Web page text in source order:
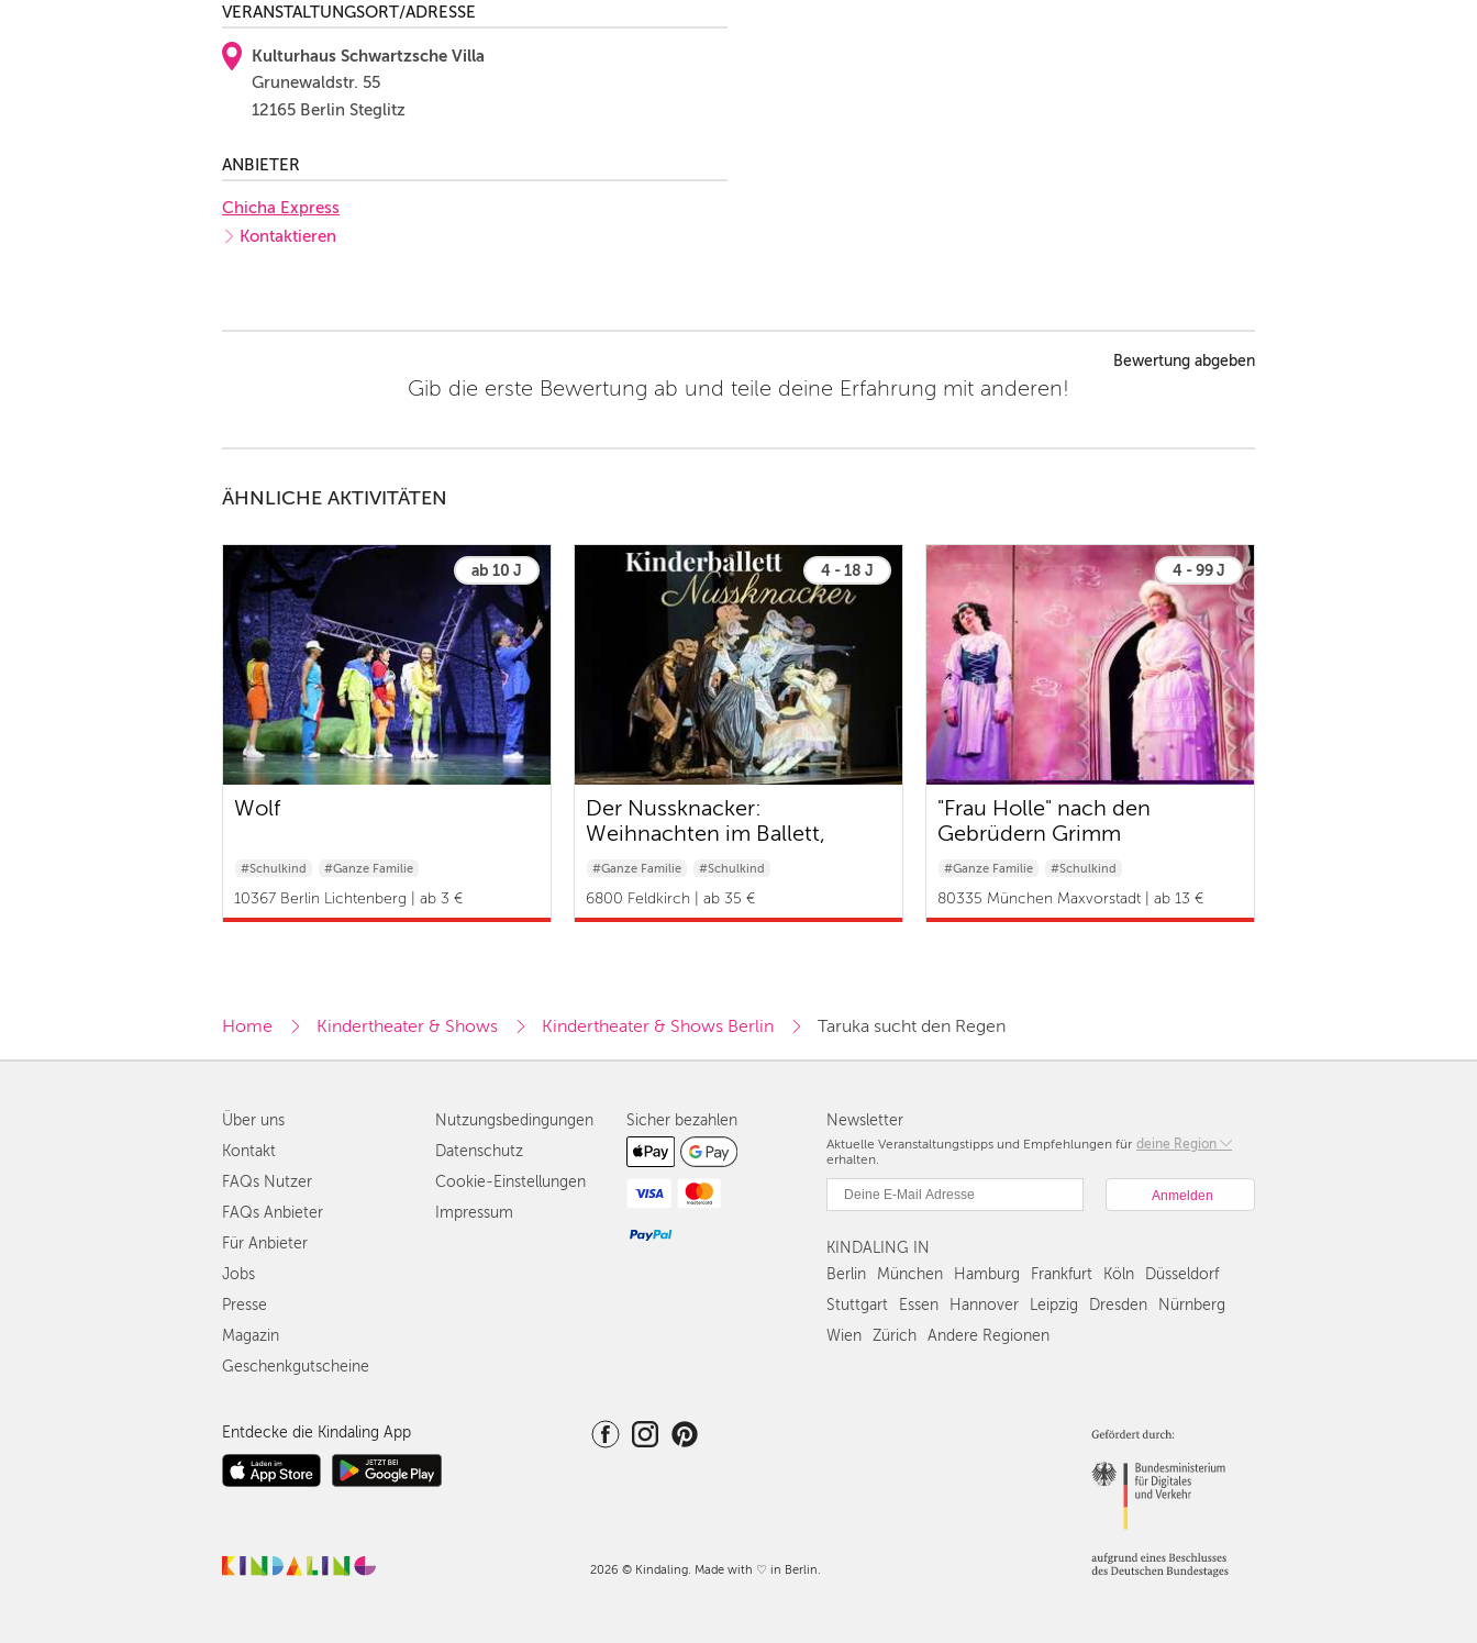
VERANSTALTUNGSORT/ADRESSE
Kulturhaus Schwartzsche Villa
Grunewaldstr. 55
12165 Berlin Steglitz
ANBIETER
Chicha Express
Kontaktieren
Bewertung abgeben
Gib die erste Bewertung ab und teile deine Erfahrung mit anderen!
ÄHNLICHE AKTIVITÄTEN
ab 10 J
Wolf
#Schulkind #Ganze Familie
10367 Berlin Lichtenberg | ab 3 €
4 - 18 J
Der Nussknacker:
Weihnachten im Ballett,
Kinderballett
#Ganze Familie
#Schulkind
#Baby & Kleinkind
6800 Feldkirch | ab 35 €
4 - 99 J
"Frau Holle" nach den
Gebrüdern Grimm
#Ganze Familie
#Schulkind
#Baby & Kleinkind
80335 München Maxvorstadt | ab 13 €
Home Kindertheater & Shows Kindertheater & Shows Berlin Taruka sucht den Regen
Newsletter
Aktuelle Veranstaltungstipps und Empfehlungen für deine Region
Berlin
Hamburg
Düsseldorf
Stuttgart
Nürnberg
Wien
Zürich
erhalten.
KINDALING IN
Berlin
München Hamburg Frankfurt Köln
Düsseldorf
Stuttgart
Essen Hannover Leipzig Dresden
Nürnberg
Wien
Zürich Andere Regionen
Über uns
Kontakt
FAQs Nutzer
FAQs Anbieter
Für Anbieter
Jobs
Presse
Magazin
Geschenkgutscheine
Nutzungsbedingungen
Datenschutz
Cookie-Einstellungen
Impressum
Sicher bezahlen
Entdecke die Kindaling App
2026 © Kindaling. Made with ♡ in Berlin.